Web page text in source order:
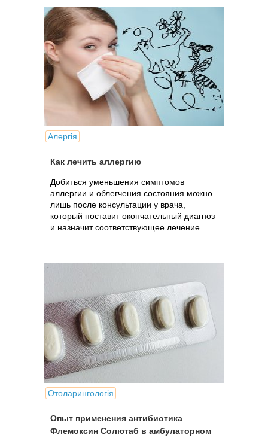
Алергія
Как лечить аллергию
Добиться уменьшения симптомов
аллергии и облегчения состояния можно
лишь после консультации у врача,
который поставит окончательный диагноз
и назначит соответствующее лечение.
Отоларингологія
Опыт применения антибиотика
Флемоксин Солютаб в амбулаторном